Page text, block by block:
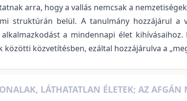
arra, hogy a vallás nemcsak a
struktúrán belül. A tanulmány hozzájárul a
a mindennapi élet
közötti közvetítésben, ezáltal hozzájárulva a
LÁTHATATLAN ÉLETEK; AZ